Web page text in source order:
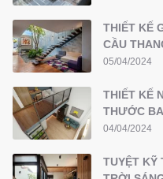
THIẾT KẾ
CẦU
05/04/2024
THIẾT KẾ
THƯỚC
04/04/2024
TUYỆT KỸ